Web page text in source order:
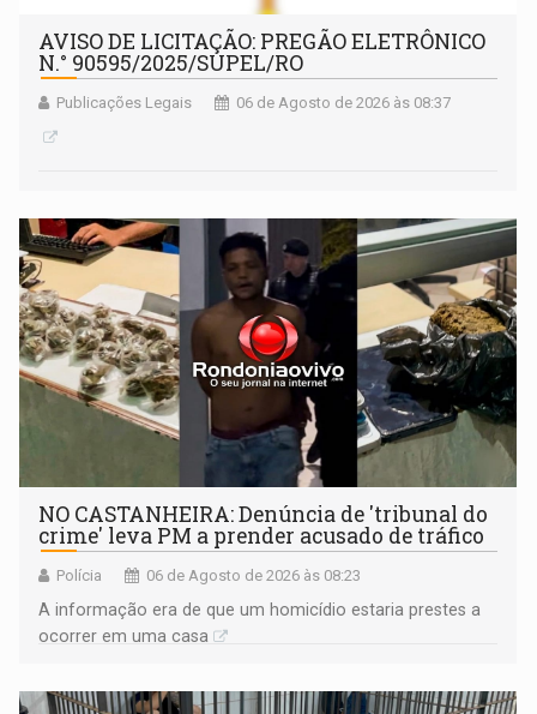
AVISO DE LICITAÇÃO: PREGÃO ELETRÔNICO
N.° 90595/2025/SUPEL/RO
Publicações Legais 06 de Agosto de 2026 às 08:37
NO CASTANHEIRA: ​Denúncia de 'tribunal do
crime' leva PM a prender acusado de tráfico
Polícia 06 de Agosto de 2026 às 08:23
A informação era de que um homicídio estaria prestes a
ocorrer em uma casa